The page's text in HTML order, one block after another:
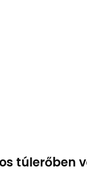
túlerőben